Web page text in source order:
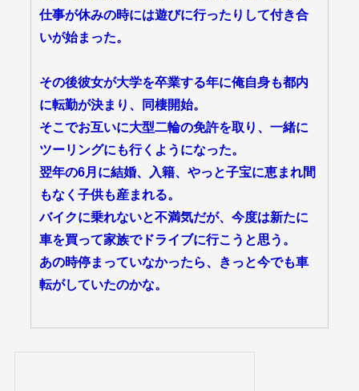
仕事が休みの時には遊びに行ったりして付き合
いが始まった。
その後彼女が大学を卒業する年に俺自身も都内
に転勤が決まり、同棲開始。
そこでお互いに大型二輪の免許を取り、一緒に
ツーリングにも行くようになった。
翌年の6月に結婚、入籍、やっと子宝に恵まれ間
もなく子供も産まれる。
バイクに乗れないと不満気だが、今度は新たに
車を買って家族でドライブに行こうと思う。
あの時停まっていなかったら、きっと今でも車
転がしていたのかな。